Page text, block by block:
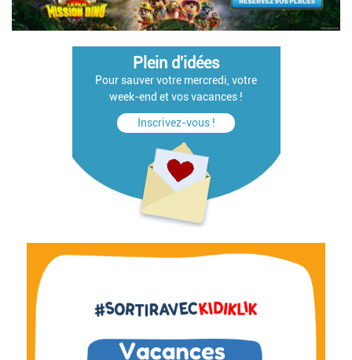
Plein d'idées
Pour sauver votre mercredi, votre
week-end et vos vacances !
Inscrivez-vous !